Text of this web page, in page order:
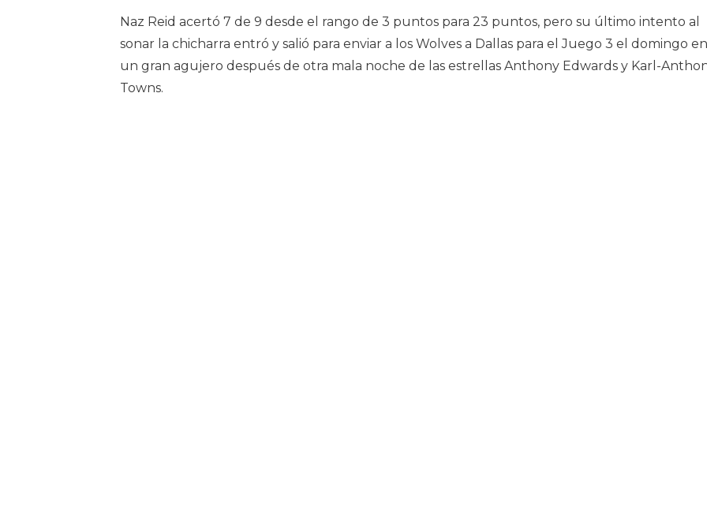
Naz Reid acertó 7 de 9 desde el rango de 3 puntos para 23 puntos, pero su último intento al
sonar la chicharra entró y salió para enviar a los Wolves a Dallas para el Juego 3 el domingo en
un gran agujero después de otra mala noche de las estrellas Anthony Edwards y Karl-
Towns.